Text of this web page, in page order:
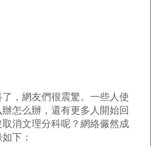
，網友們很震驚。一些人使
怎么辦，還有更多人開始回
消文理分科呢？網絡儼然成
下：